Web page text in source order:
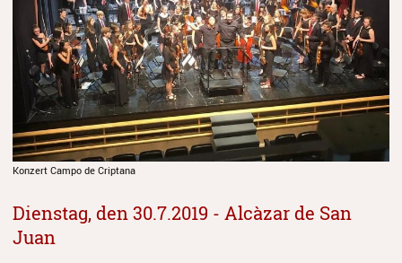
Konzert Campo de Criptana
Dienstag, den 30.7.2019 - Alcàzar de San
Juan